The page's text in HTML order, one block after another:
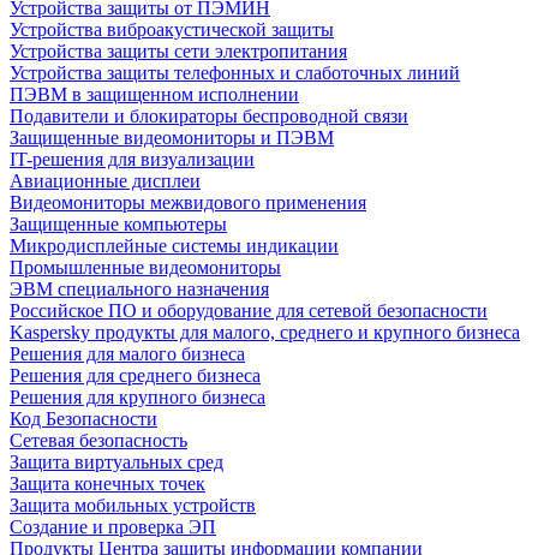
Устройства защиты от ПЭМИН
Устройства виброакустической защиты
Устройства защиты сети электропитания
Устройства защиты телефонных и слаботочных линий
ПЭВМ в защищенном исполнении
Подавители и блокираторы беспроводной связи
Защищенные видеомониторы и ПЭВМ
IT-решения для визуализации
Авиационные дисплеи
Видеомониторы межвидового применения
Защищенные компьютеры
Микродисплейные системы индикации
Промышленные видеомониторы
ЭВМ специального назначения
Российское ПО и оборудование для сетевой безопасности
Kaspersky продукты для малого, среднего и крупного бизнеса
Решения для малого бизнеса
Решения для среднего бизнеса
Решения для крупного бизнеса
Код Безопасности
Сетевая безопасность
Защита виртуальных сред
Защита конечных точек
Защита мобильных устройств
Создание и проверка ЭП
Продукты Центра защиты информации компании